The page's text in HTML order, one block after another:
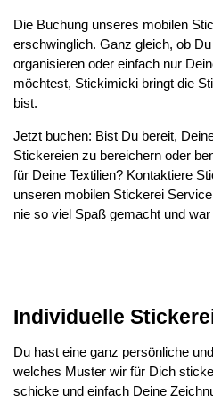
Die Buchung unseres mobilen
erschwinglich. Ganz gleich, ob
organisieren oder einfach nur
möchtest, Stickimicki bringt die
bist.
Jetzt buchen: Bist Du bereit,
Stickereien zu bereichern oder
für Deine Textilien? Kontaktiere
unseren mobilen Stickerei
nie so viel Spaß gemacht und
Individuelle
Du hast eine ganz persönliche
welches Muster wir für Dich
schicke und einfach Deine